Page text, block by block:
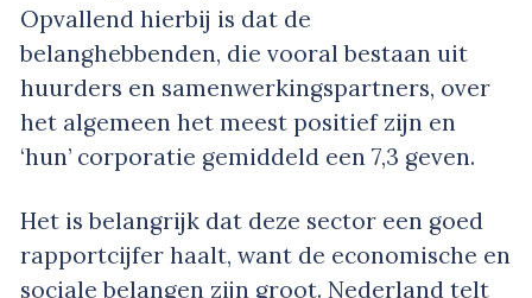
Opvallend hierbij is dat de
belanghebbenden, die vooral bestaan uit
huurders en samenwerkingspartners, over
het algemeen het meest positief zijn en
‘hun’ corporatie gemiddeld een 7,3 geven.
Het is belangrijk dat deze sector een goed
rapportcijfer haalt, want de economische en
sociale belangen zijn groot. Nederland telt